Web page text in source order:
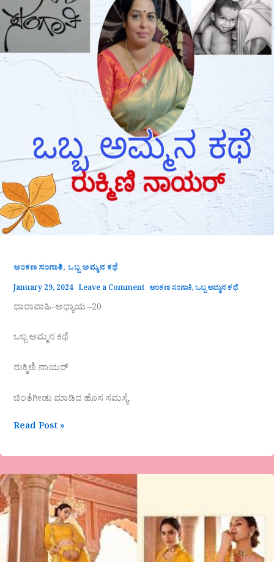
ಅಂಕಣ ಸಂಗಾತಿ, ಒಬ್ಬ ಅಮ್ಮನ ಕಥೆ
January 29, 2024 Leave a Comment ಅಂಕಣ ಸಂಗಾತಿ,ಒಬ್ಬ ಅಮ್ಮನ ಕಥೆ
ಧಾರಾವಾಹಿ-ಅಧ್ಯಾಯ –20
ಒಬ್ಬ ಅಮ್ಮನ ಕಥೆ
ರುಕ್ಮಿಣಿ ನಾಯರ್
ಚಿಂತೆಗೀಡು ಮಾಡಿದ ಹೊಸ ಸಮಸ್ಯೆ
Read Post »
ಪ್ರೇಮಾ
ಟಿ.ಎಂ.ಆರ್.
ಕವಿತೆ
ಶಾಲ್ಮಲಿಯ
ಹರಿವು
ಬಿನ್ನಾಣದಂತಿತ್ತು